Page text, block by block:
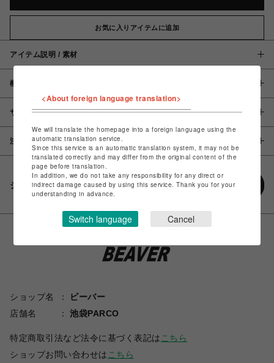
お気に入りアイテムに追加
アイテム説明 / 素材
概要
サイズ
注意事項
シェアする
ショップ名
ビーバー
店舗名
池袋PARCO
特定商取引法など法令に基づく表記は こちら
ショップお問い合わせは こちら
<About foreign language translation>
We will translate the homepage into a foreign language using the
automatic translation service.
Since this service is an automatic translation system, it may not be
translated correctly and may differ from the original content of the
page before translation.
In addition, we do not take any responsibility for any direct or
indirect damage caused by using this service. Thank you for your
understanding in advance.
Switch language Cancel